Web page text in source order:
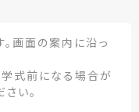
画面の案内に沿っ
式前になる場合が
い。